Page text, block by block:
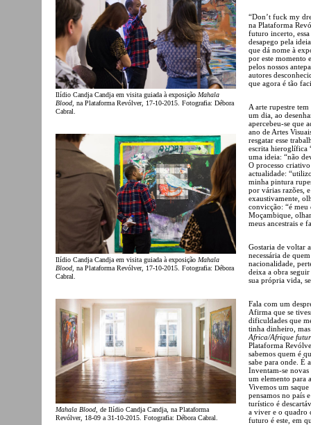
Ilídio Candja Candja em visita guiada à exposição Mahala
Blood , na Plataforma Revólver, 17-10-2015. Fotografia: Débora
Cabral.
Ilídio Candja Candja em visita guiada à exposição Mahala
Blood, na Plataforma Revólver, 17-10-2015. Fotografia: Débora
Cabral.
Mahala Blood , de Ilídio Candja Candja, na Plataforma
Revólver, 18-09 a 31-10-2015. Fotografia: Débora Cabral.
“Don’t fuck my
na Plataforma
futuro incerto,
desapego pela
que dá nome à
por este momento
pelos nossos
autores
que agora é tão
A arte rupestre
um dia, ao
apercebeu-se que
ano de Artes
resgatar esse
escrita hieroglífica
uma ideia: “não
O processo
actualidade:
minha pintura
por várias razões,
exaustivamente,
convicção: “é
Moçambique,
meus ancestrais e
Gostaria de voltar
necessária de
nacionalidade,
deixa a obra
sua própria vida,
Fala com um
Afirma que se
dificuldades que
tinha dinheiro,
Africa/Afrique
Plataforma
sabemos quem é
sabe para onde. É
Inventam-se novas
um elemento para
Vivemos um
pensamos no país
turístico é
a viver e o quadro
futuro é este, em